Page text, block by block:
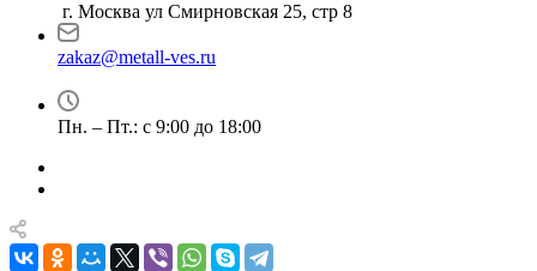
г. Москва ул Смирновская 25, стр 8
zakaz@metall-ves.ru
Пн. – Пт.: с 9:00 до 18:00